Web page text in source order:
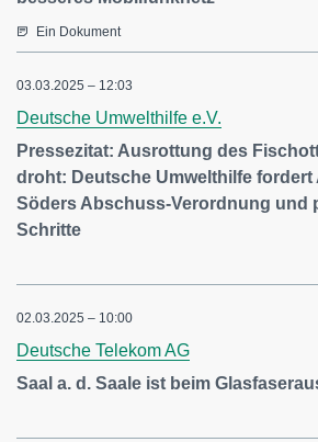
Ein Dokument
03.03.2025 – 12:03
Deutsche Umwelthilfe e.V.
Pressezitat: Ausrottung des
droht: Deutsche Umwelthilfe
Söders Abschuss-Verordnung und
Schritte
02.03.2025 – 10:00
Deutsche Telekom AG
Saal a. d. Saale ist beim